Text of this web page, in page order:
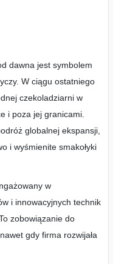
dawna jest symbolem
W ciągu ostatniego
czekoladziarni w
i poza jej granicami.
globalnej ekspansji,
i wyśmienite smakołyki
w
i innowacyjnych technik
zobowiązanie do
gdy firma rozwijała